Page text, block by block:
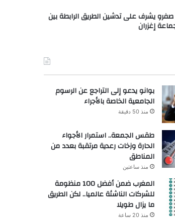
يشرف على تدشين الطريق الرابطة بين
إغزران
بوانو يدعو إلى التراجع عن الرسوم
الجامعية الخاصة بالأجراء
منذ 50 دقيقة
طقس الجمعة.. استمرار الأجواء
الحارة وزخات رعدية مرتقبة بعدد من
المناطق
منذ ساعتين
المغرب ضمن أفضل 100 منظومة
للشركات الناشئة عالميا.. لكن الطريق
ما يزال طويلا
منذ 20 ساعة